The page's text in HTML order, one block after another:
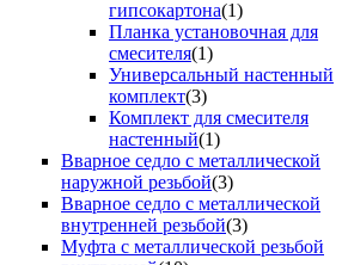
гипсокартона(1)
Планка установочная для
смесителя(1)
Универсальный настенный
комплект(3)
Комплект для смесителя
настенный(1)
Вварное седло с металлической
наружной резьбой(3)
Вварное седло с металлической
внутренней резьбой(3)
Муфта с металлической резьбой